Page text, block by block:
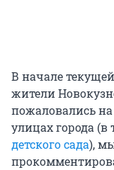
В начале
жители
пожаловались
улицах города
детского сада),